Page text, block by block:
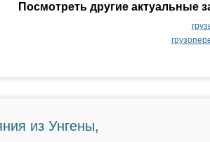
Посмотреть другие актуальные
из Унгены,